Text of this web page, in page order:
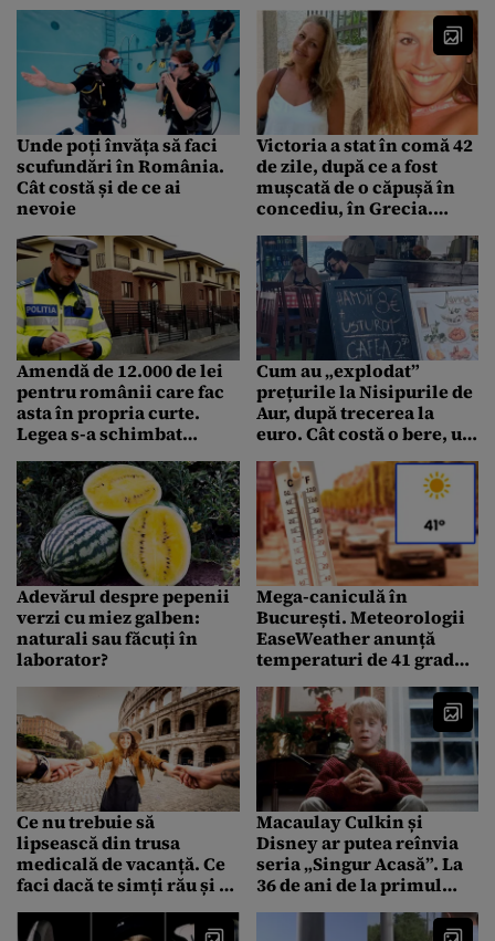
pentru a devia cursul
apei
creier
Unde poți învăța să faci
scufundări în România.
Cât costă și de ce ai
nevoie
Victoria a stat în comă 42
de zile, după ce a fost
mușcată de o căpușă în
concediu, în Grecia.
medicilor
Amendă de 12.000 de lei
pentru românii care fac
asta în propria curte.
Legea s-a schimbat
Cum au „explodat”
prețurile la Nisipurile de
Aur, după trecerea la
euro. Cât costă o bere, un
hamsii și un șezlong
Adevărul despre pepenii
verzi cu miez galben:
naturali sau făcuți în
laborator?
Mega-caniculă în
București. Meteorologii
EaseWeather anunță
temperaturi de 41 grade
această dată
Ce nu trebuie să
lipsească din trusa
medicală de vacanță. Ce
faci dacă te simți rău și ai
nevoie de medic
Macaulay Culkin și
Disney ar putea reînvia
seria „Singur Acasă”. La
36 de ani de la primul
film, „Kevin” nu exclude
o nouă comedie